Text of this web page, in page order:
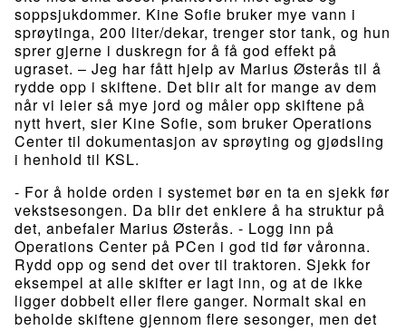
soppsjukdommer. Kine Sofie bruker mye vann i
sprøytinga, 200 liter/dekar, trenger stor tank, og hun
sprer gjerne i duskregn for å få god effekt på
ugraset. – Jeg har fått hjelp av Marius Østerås til å
rydde opp i skiftene. Det blir alt for mange av dem
når vi leier så mye jord og måler opp skiftene på
nytt hvert, sier Kine Sofie, som bruker Operations
Center til dokumentasjon av sprøyting og gjødsling
i henhold til KSL.
- For å holde orden i systemet bør en ta en sjekk før
vekstsesongen. Da blir det enklere å ha struktur på
det, anbefaler Marius Østerås. - Logg inn på
Operations Center på PCen i god tid før våronna.
Rydd opp og send det over til traktoren. Sjekk for
eksempel at alle skifter er lagt inn, og at de ikke
ligger dobbelt eller flere ganger. Normalt skal en
beholde skiftene gjennom flere sesonger, men det